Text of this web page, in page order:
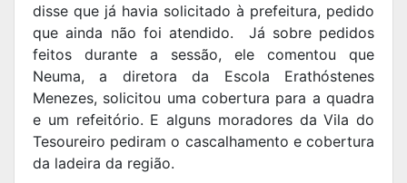
disse que já havia solicitado à prefeitura, pedido
que ainda não foi atendido. Já sobre pedidos
feitos durante a sessão, ele comentou que
Neuma, a diretora da Escola Erathóstenes
Menezes, solicitou uma cobertura para a quadra
e um refeitório. E alguns moradores da Vila do
Tesoureiro pediram o cascalhamento e cobertura
da ladeira da região.